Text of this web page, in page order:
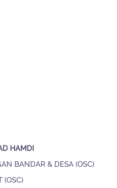
HAMDI
BANDAR & DESA (OSC)
(OSC)